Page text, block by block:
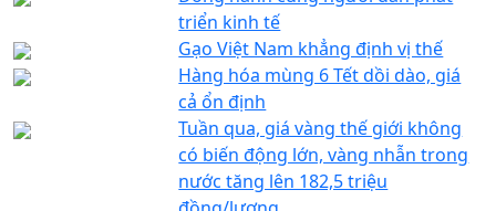
triển kinh tế
Gạo Việt Nam khẳng định vị thế
Hàng hóa mùng 6 Tết dồi dào, giá
cả ổn định
Tuần qua, giá vàng thế giới không
có biến động lớn, vàng nhẫn trong
nước tăng lên 182,5 triệu